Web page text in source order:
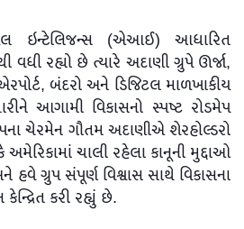
ઇન્ટેલિજન્સ (એઆઈ) આધારિત
વધી રહ્યો છે ત્યારે અદાણી ગ્રુપે ઊર્જા,
બંદરો અને ડિજિટલ માળખાકીય
આગામી વિકાસનો સ્પષ્ટ રોડમેપ
ચેરમેન ગૌતમ અદાણીએ શેરહોલ્ડરો
અમેરિકામાં ચાલી રહેલા કાનૂની મુદ્દાઓ
ગ્રુપ સંપૂર્ણ વિશ્વાસ સાથે વિકાસના
કરી રહ્યું છે.